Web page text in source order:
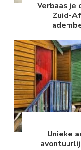
Verbaas je
Zuid-
Unieke